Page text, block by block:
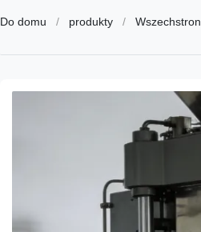
Do domu / produkty /